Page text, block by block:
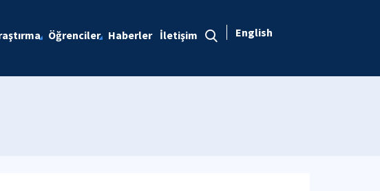
Öğrenciler Haberler İletişim English